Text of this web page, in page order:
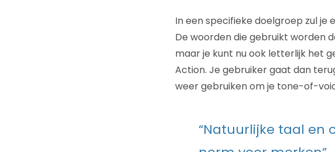
In een specifieke doelgroep zul je
De woorden die gebruikt worden
maar je kunt nu ook letterlijk het
Action. Je gebruiker gaat dan
weer gebruiken om je tone-of-
“Natuurlijke taal en